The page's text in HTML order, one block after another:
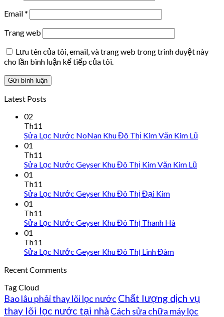
Email*
Trang web
Lưu tên của tôi, email, và trang web trong trình duyệt này
cho lần bình luận kế tiếp của tôi.
Latest Posts
02
Th11
Sửa Lọc Nước NoNan Khu Đô Thị Kim Văn Kim Lũ
01
Th11
Sửa Lọc Nước Geyser Khu Đô Thị Kim Văn Kim Lũ
01
Th11
Sửa Lọc Nước Geyser Khu Đô Thị Đại Kim
01
Th11
Sửa Lọc Nước Geyser Khu Đô Thị Thanh Hà
01
Th11
Sửa Lọc Nước Geyser Khu Đô Thị Linh Đàm
Recent Comments
Tag Cloud
Bao lâu phải thay lõi lọc nước Chất lượng dịch vụ
thay lõi lọc nước tại nhà Cách sửa chữa máy lọc